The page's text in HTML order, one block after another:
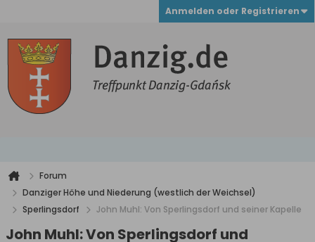
Anmelden oder Registrieren
Forum
Danziger Höhe und Niederung (westlich der Weichsel)
Sperlingsdorf
John Muhl: Von Sperlingsdorf und seiner Kapelle
John Muhl: Von Sperlingsdorf und